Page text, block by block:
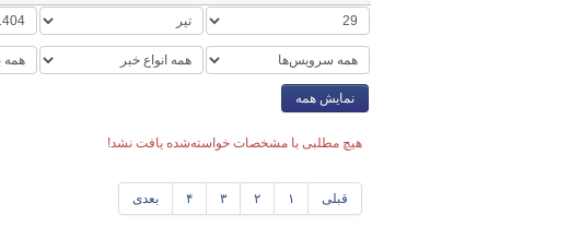
نمایش همه
هیچ مطلبی با مشخصات خواسته‌شده یافت نشد!
قبلی ۱ ۲ ۳ ۴ بعدی